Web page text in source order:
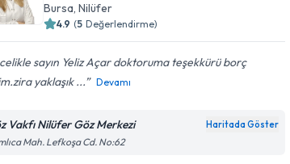
Bursa, Nilüfer
4.9 (5 Değerlendirme)
sayın Yeliz Açar doktoruma teşekkürü borç
yaklaşık ...
Devamı
Vakfı Nilüfer Göz Merkezi Haritada Göster
Mah. Lefkoşa Cd. No:62